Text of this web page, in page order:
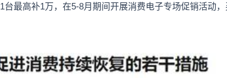
最高补1万，在5-8月期间开展消费电子专场促销活动